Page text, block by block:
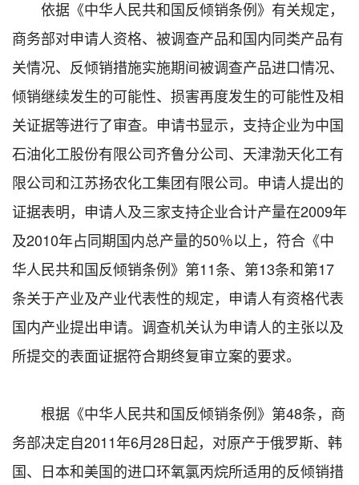
依据《中华人民共和国反倾销条例》有关规定，
商务部对申请人资格、被调查产品和国内同类产品有
关情况、反倾销措施实施期间被调查产品进口情况、
倾销继续发生的可能性、损害再度发生的可能性及相
关证据等进行了审查。申请书显示，支持企业为中国
石油化工股份有限公司齐鲁分公司、天津渤天化工有
限公司和江苏扬农化工集团有限公司。申请人提出的
证据表明，申请人及三家支持企业合计产量在2009年
及2010年占同期国内总产量的50％以上，符合《中
华人民共和国反倾销条例》第11条、第13条和第17
条关于产业及产业代表性的规定，申请人有资格代表
国内产业提出申请。调查机关认为申请人的主张以及
所提交的表面证据符合期终复审立案的要求。
根据《中华人民共和国反倾销条例》第48条，商
务部决定自2011年6月28日起，对原产于俄罗斯、韩
国、日本和美国的进口环氧氯丙烷所适用的反倾销措